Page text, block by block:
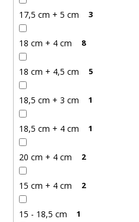
17,5 cm + 5 cm 3
18 cm + 4 cm 8
18 cm + 4,5 cm 5
18,5 cm + 3 cm 1
18,5 cm + 4 cm 1
20 cm + 4 cm 2
15 cm + 4 cm 2
15 - 18,5 cm 1